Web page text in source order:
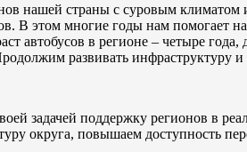
нашей страны с суровым климатом
В этом многие годы нам помогает
автобусов в регионе – четыре
развивать
задачей поддержку регионов в
округа, повышаем доступность